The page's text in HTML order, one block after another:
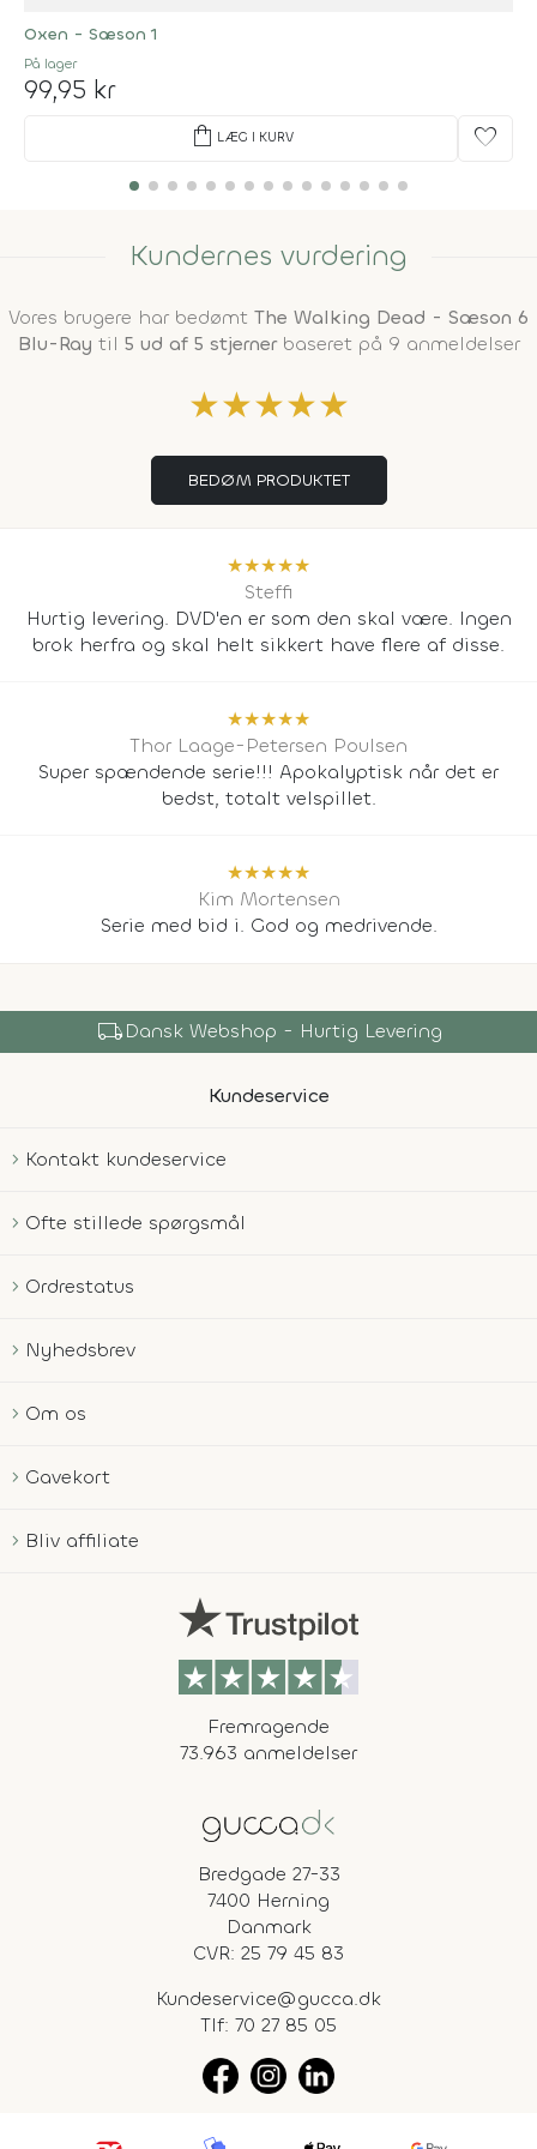
Oxen - Sæson 1
På lager
99,95 kr
shopping_bag LÆG I KURV favorite
Kundernes vurdering
Vores brugere har bedømt The Walking Dead - Sæson 6
Blu-Ray til 5 ud af 5 stjernerbaseret på 9 anmeldelser
★★★★★
BEDØM PRODUKTET
★★★★★
Steffi
Hurtig levering. DVD'en er som den skal være. Ingen
brok herfra og skal helt sikkert have flere af disse.
★★★★★
Thor Laage-Petersen Poulsen
Super spændende serie!!! Apokalyptisk når det er
bedst, totalt velspillet.
★★★★★
Kim Mortensen
Serie med bid i. God og medrivende.
local_shippingDansk Webshop - Hurtig Levering
Kundeservice
Kontakt kundeservice
Ofte stillede spørgsmål
Ordrestatus
Nyhedsbrev
Om os
Gavekort
Bliv affiliate
Fremragende
73.963 anmeldelser
Bredgade 27-33
7400 Herning
Danmark
CVR: 25 79 45 83
Kundeservice@gucca.dk
Tlf: 70 27 85 05